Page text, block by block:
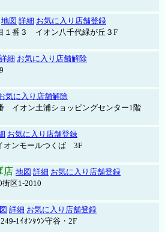
地図 詳細 お気に入り店舗登録
１番３ イオン八千代緑が丘３F
詳細 お気に入り店舗解除
気に入り店舗解除
イオン土浦ショッピングセンター1階
お気に入り店舗登録
オンモールつくば 3F
店 地図 詳細 お気に入り店舗登録
区1-2010
詳細 お気に入り店舗登録
1ｲｵﾝﾀｳﾝ守谷・2F